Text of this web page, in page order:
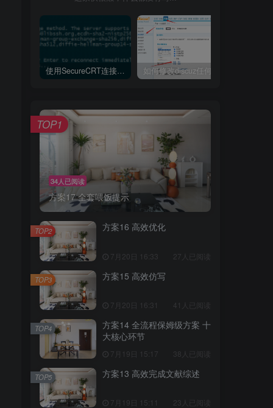
使用SecureCRT连接Ubuntu20.04报错：Key exchange failed. No compatible key exchange method.
34人已阅读
方案17 全套喂饭提示
TOP1
方案16 高效优化
7月20日 16:33 27人已阅读
TOP2
方案15 高效仿写
7月20日 16:31 41人已阅读
TOP3
方案14 全流程保姆级方案 十
大核心环节
7月19日 15:17 38人已阅读
TOP4
方案13 高效完成文献综述
7月19日 15:11 23人已阅读
TOP5